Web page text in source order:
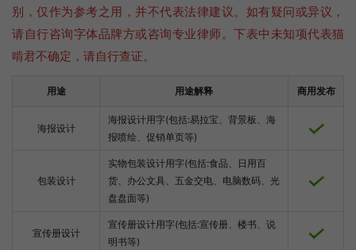
别，仅作为参考之用，并不代表法律建议。如有疑问或异议，
请自行咨询字体品牌方或咨询专业律师。下表中未知项代表猫
啃君不确定，请自行查证。
用途 用途解释 商用发布
海报设计
海报设计用字(包括:易拉宝、背景板、海
报喷绘、促销单页等)
包装设计
实物包装设计用字(包括:食品、日用百
货、办公文具、五金交电、电脑数码、光
盘盘面等)
宣传册设计
宣传册设计用字(包括:宣传册、楼书、说
明书等)